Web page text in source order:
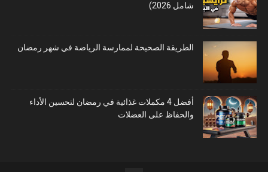
شامل 2026)
الطريقة الصحيحة لممارسة الرياضة في شهر رمضان
أفضل 4 مكملات غذائية في رمضان لتحسين الأداء
والحفاظ على العضلات